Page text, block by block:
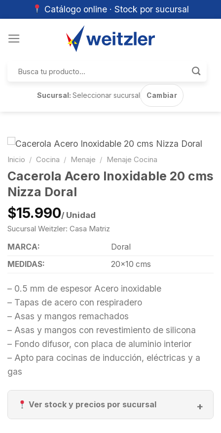
Catálogo online · Stock por sucursal
por:
Sucursal:Seleccionar sucursal Cambiar
Inicio / Cocina / Menaje / Menaje Cocina
Cacerola Acero Inoxidable 20 cms
Nizza Doral
$15.990/ Unidad
Sucursal Weitzler: Casa Matriz
MARCA:
Doral
MEDIDAS:
20×10 cms
– 0.5 mm de espesor Acero inoxidable
– Tapas de acero con respiradero
– Asas y mangos remachados
– Asas y mangos con revestimiento de silicona
– Fondo difusor, con placa de aluminio interior
– Apto para cocinas de inducción, eléctricas y a
gas
Ver stock y precios por sucursal